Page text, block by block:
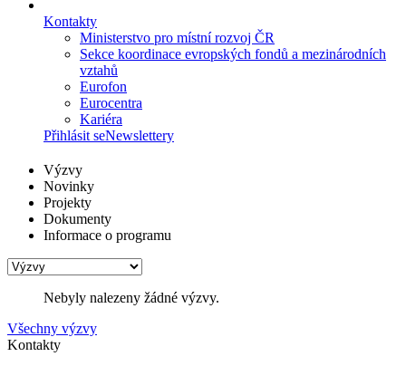
Kontakty
Ministerstvo pro místní rozvoj ČR
Sekce koordinace evropských fondů a mezinárodních
vztahů
Eurofon
Eurocentra
Kariéra
Přihlásit seNewslettery
Výzvy
Novinky
Projekty
Dokumenty
Informace o programu
Nebyly nalezeny žádné výzvy.
Všechny výzvy
Kontakty